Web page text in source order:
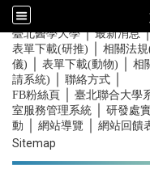
::: 臺北醫學大學｜最新消息
表單下載(研推) 相關法
儀)
表單下載(動物) 相
請系統)
聯絡方式
FB粉絲頁 臺北聯合大學
室服務管理系統
研發處
動
網站導覽 網站回饋
Sitemap